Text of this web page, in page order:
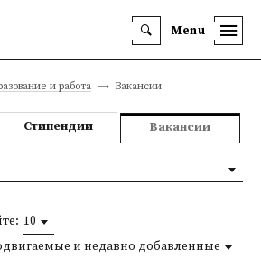
Menu
и работа Вакансии
Стипендии Вакансии
10
и недавно добавленные